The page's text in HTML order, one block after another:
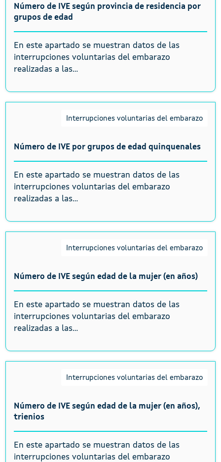
Número de IVE según provincia de residencia por
grupos de edad
En este apartado se muestran datos de las
interrupciones voluntarias del embarazo
realizadas a las...
Interrupciones voluntarias del embarazo
Número de IVE por grupos de edad quinquenales
En este apartado se muestran datos de las
interrupciones voluntarias del embarazo
realizadas a las...
Interrupciones voluntarias del embarazo
Número de IVE según edad de la mujer (en años)
En este apartado se muestran datos de las
interrupciones voluntarias del embarazo
realizadas a las...
Interrupciones voluntarias del embarazo
Número de IVE según edad de la mujer (en años),
trienios
En este apartado se muestran datos de las
interrupciones voluntarias del embarazo